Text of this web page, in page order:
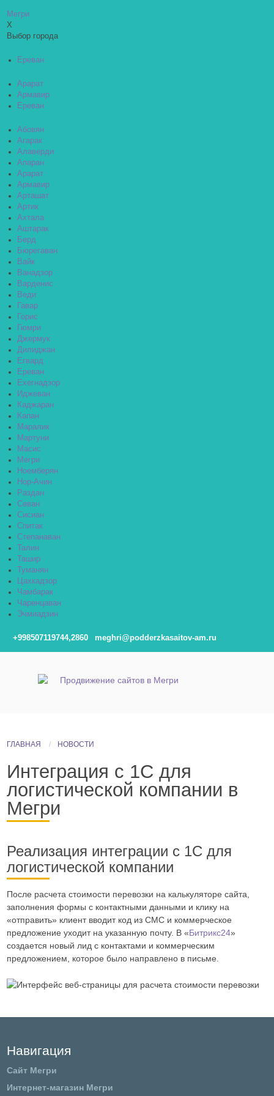
Мегри
X
Выбор города
Ереван
Арарат
Армавир
Ереван
Абовян
Агарак
Алаверди
Апаран
Арарат
Армавир
Арташат
Артик
Ахтала
Аштарак
Берд
Бюрегаван
Вайк
Ванадзор
Варденис
Веди
Гавар
Горис
Гюмри
Джермук
Дилиджан
Егвард
Ереван
Ехегнадзор
Иджеван
Каджаран
Капан
Маралик
Мартуни
Масис
Мегри
Ноемберян
Нор-Ачин
Раздан
Севан
Сисиан
Спитак
Степанаван
Талин
Ташир
Туманян
Цахкадзор
Чамбарак
Чаренцаван
Эчмиадзин
+998507119744,2860 meghri@podderzkasaitov-am.ru
ГЛАВНАЯ НОВОСТИ
Интеграция с 1С для
логистической компании в
Мегри
Реализация интеграции с 1С для
логистической компании
После расчета стоимости перевозки на калькуляторе сайта,
заполнения формы с контактными данными и клику на
«отправить» клиент вводит код из СМС и коммерческое
предложение уходит на указанную почту. В «Битрикс24»
создается новый лид с контактами и коммерческим
предложением, которое было направлено в письме.
Навигация
Сайт Мегри
Интернет-магазин Мегри